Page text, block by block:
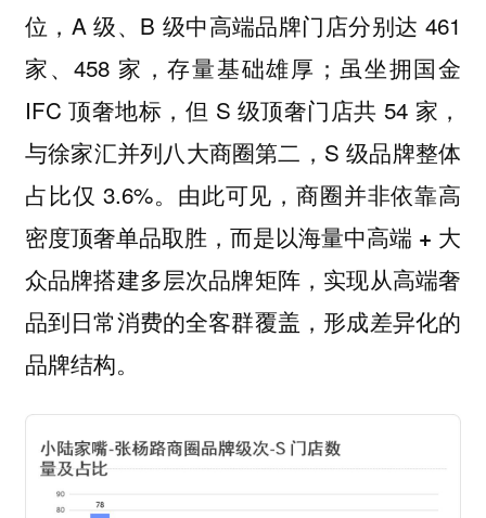
位，A 级、B 级中高端品牌门店分别达 461
家、458 家，存量基础雄厚；虽坐拥国金
IFC 顶奢地标，但 S 级顶奢门店共 54 家，
与徐家汇并列八大商圈第二，S 级品牌整体
占比仅 3.6%。由此可见，商圈并非依靠高
密度顶奢单品取胜，而是以海量中高端 + 大
众品牌搭建多层次品牌矩阵 ，实现从高端奢
品到日常消费的全客群覆盖，形成差异化的
品牌结构。